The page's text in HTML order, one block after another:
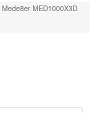
MED1000X3D